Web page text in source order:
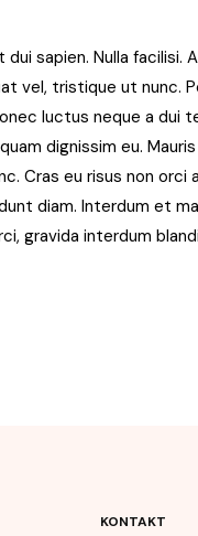
sapien. Nulla facilisi.
vel, tristique ut nunc.
luctus neque a dui
dignissim eu.
Cras eu risus non orci
diam. Interdum et
gravida interdum
KONTAKT